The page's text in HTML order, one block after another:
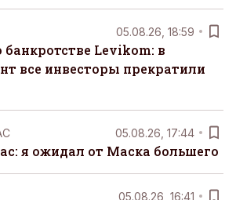
05.08.26, 18:59
Levikom: в
все инвесторы прекратили
05.08.26, 17:44
я ожидал от Маска большего
05.08.26, 16:41